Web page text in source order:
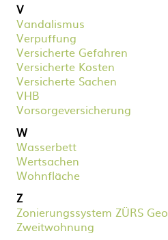
V
Vandalismus
Verpuffung
Versicherte Gefahren
Versicherte Kosten
Versicherte Sachen
VHB
Vorsorgeversicherung
W
Wasserbett
Wertsachen
Wohnfläche
Z
Zonierungssystem ZÜRS Geo
Zweitwohnung